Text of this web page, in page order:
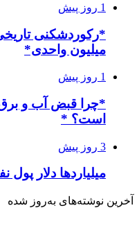
1 روز پیش
میلیون واحدی*
1 روز پیش
است؟ *
3 روز پیش
میلیاردها دلار
آخرین نوشته‌های‌ به‌روز شده